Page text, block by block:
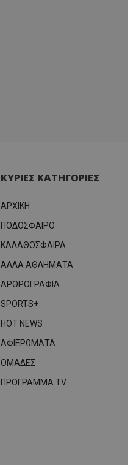
ΚΥΡΙΕΣ ΚΑΤΗΓΟΡΙΕΣ
ΑΡΧΙΚΗ
ΠΟΔΟΣΦΑΙΡΟ
ΚΑΛΑΘΟΣΦΑΙΡΑ
ΑΛΛΑ ΑΘΛΗΜΑΤΑ
ΑΡΘΡΟΓΡΑΦΙΑ
SPORTS+
HOT NEWS
ΑΦΙΕΡΩΜΑΤΑ
ΟΜΑΔΕΣ
ΠΡΟΓΡΑΜΜΑ TV